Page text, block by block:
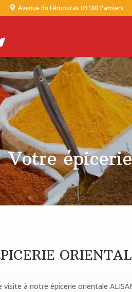
Avenue du Fémouras 09100 Pamiers
Votre
visite à notre épicerie orientale